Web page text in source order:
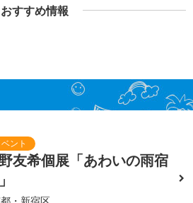
おすすめ情報
友希個展「あわいの雨宿
・新宿区